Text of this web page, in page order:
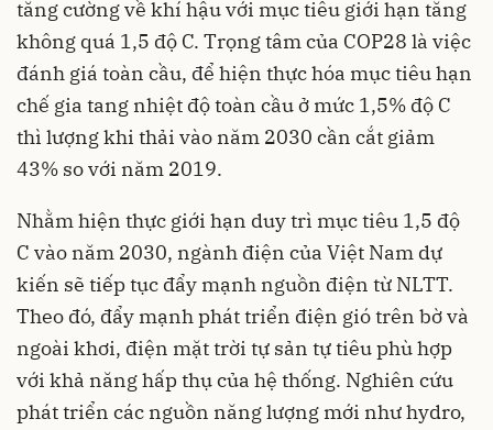
tăng cường về khí hậu với mục tiêu giới hạn tăng
không quá 1,5 độ C. Trọng tâm của COP28 là việc
đánh giá toàn cầu, để hiện thực hóa mục tiêu hạn
chế gia tang nhiệt độ toàn cầu ở mức 1,5% độ C
thì lượng khi thải vào năm 2030 cần cắt giảm
43% so với năm 2019.
Nhằm hiện thực giới hạn duy trì mục tiêu 1,5 độ
C vào năm 2030, ngành điện của Việt Nam dự
kiến sẽ tiếp tục đẩy mạnh nguồn điện từ NLTT.
Theo đó, đẩy mạnh phát triển điện gió trên bờ và
ngoài khơi, điện mặt trời tự sản tự tiêu phù hợp
với khả năng hấp thụ của hệ thống. Nghiên cứu
phát triển các nguồn năng lượng mới như hydro,